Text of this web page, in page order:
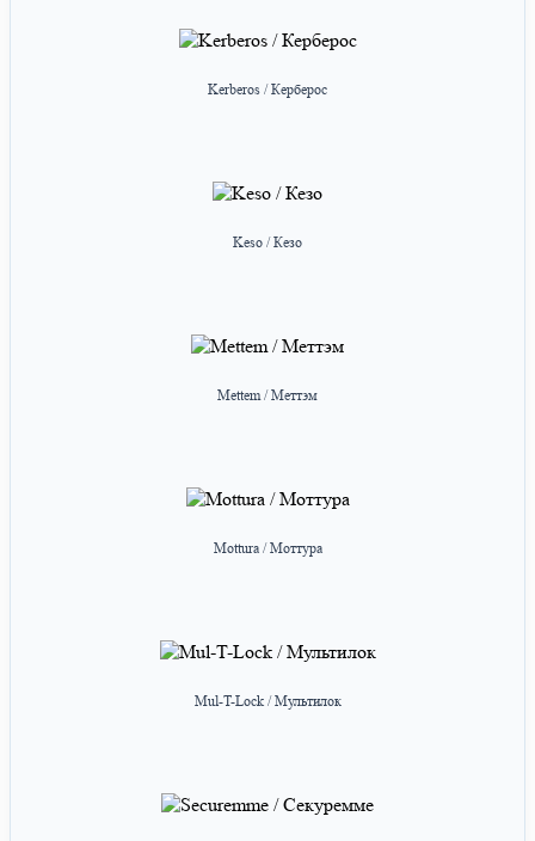
Kerberos / Керберос
Keso / Кезо
Mettem / Меттэм
Mottura / Моттура
Mul-T-Lock / Мультилок